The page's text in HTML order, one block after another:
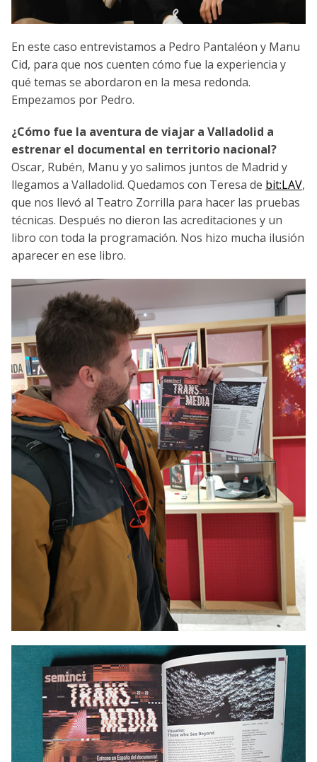
En este caso entrevistamos a Pedro Pantaléon y Manu
Cid, para que nos cuenten cómo fue la experiencia y
qué temas se abordaron en la mesa redonda.
Empezamos por Pedro.
¿Cómo fue la aventura de viajar a Valladolid a
estrenar el documental en territorio nacional?
Oscar, Rubén, Manu y yo salimos juntos de Madrid y
llegamos a Valladolid. Quedamos con Teresa de bit:LAV,
que nos llevó al Teatro Zorrilla para hacer las pruebas
técnicas. Después no dieron las acreditaciones y un
libro con toda la programación. Nos hizo mucha ilusión
aparecer en ese libro.